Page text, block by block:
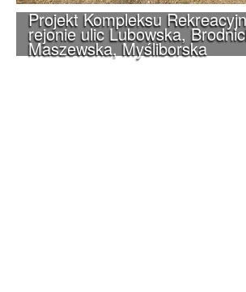
Projekt Kompleksu
rejonie ulic Lubowska,
Maszewska, Myśliborska